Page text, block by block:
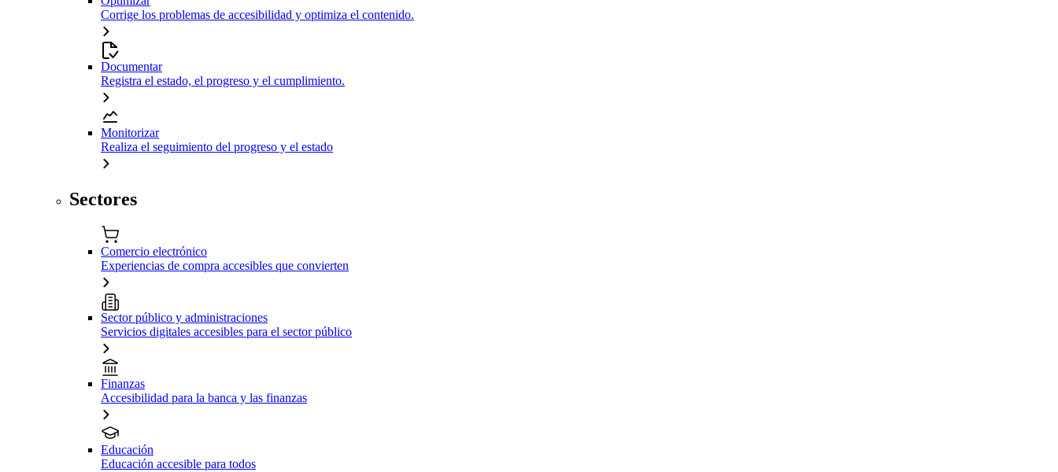
Corrige los problemas de accesibilidad y optimiza el contenido.
Documentar
Registra el estado, el progreso y el cumplimiento.
Monitorizar
Realiza el seguimiento del progreso y el estado
Sectores
Comercio electrónico
Experiencias de compra accesibles que convierten
Sector público y administraciones
Servicios digitales accesibles para el sector público
Finanzas
Accesibilidad para la banca y las finanzas
Educación
Educación accesible para todos